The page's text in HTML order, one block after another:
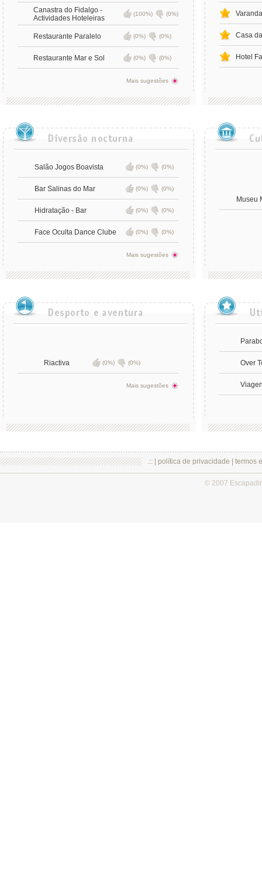
Canastra do Fidalgo -
Actividades Hoteleiras
(100%) (0%)
Restaurante Paralelo (0%) (0%)
Restaurante Mar e Sol (0%) (0%)
Mais sugestões
Casa
Hotel
Salão Jogos Boavista (0%) (0%)
Bar Salinas do Mar (0%) (0%)
Hidratação - Bar (0%) (0%)
Face Oculta Dance Clube (0%) (0%)
Mais sugestões
Museu
Riactiva (0%) (0%)
Mais sugestões
Over
.:: | política de privacidade termos
© 2007